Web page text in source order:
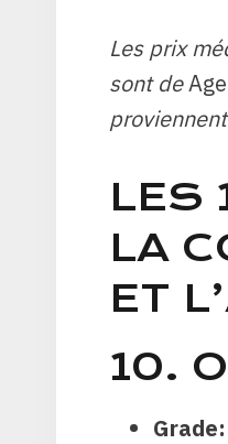
Les prix
sont de
LES
LA
ET
10.
Grade: